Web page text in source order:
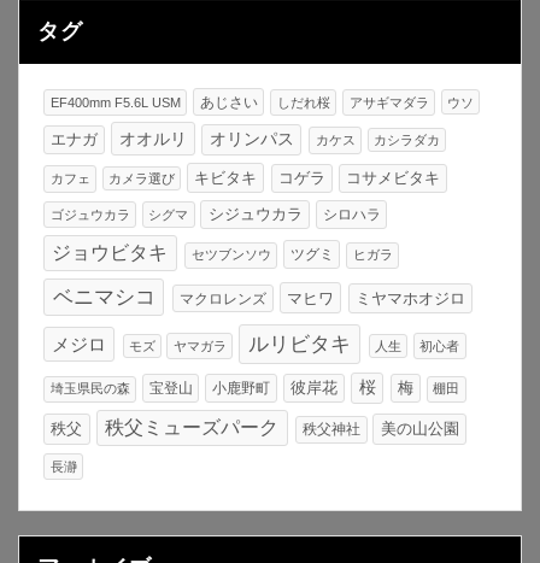
タグ
EF400mm F5.6L USM あじさい しだれ桜 アサギマダラ ウソ
エナガ オオルリ オリンパス カケス カシラダカ
カフェ カメラ選び キビタキ コゲラ コサメビタキ
ゴジュウカラ シグマ シジュウカラ シロハラ
ジョウビタキ セツブンソウ ツグミ ヒガラ
ベニマシコ マクロレンズ マヒワ ミヤマホオジロ
メジロ モズ ヤマガラ ルリビタキ 人生 初心者
埼玉県民の森 宝登山 小鹿野町 彼岸花 桜 梅 棚田
秩父 秩父ミューズパーク 秩父神社 美の山公園
長瀞